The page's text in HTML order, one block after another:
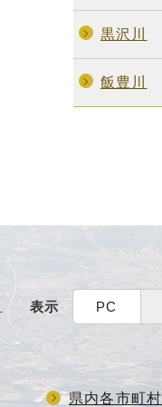
黒沢川
飯豊川
表示 PC
県内各市町村